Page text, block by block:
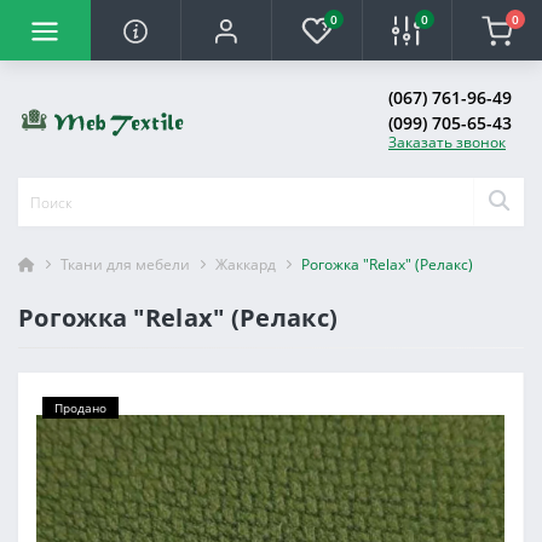
0 0 0
(067) 761-96-49
(099) 705-65-43
Заказать звонок
Ткани для мебели Жаккард Рогожка "Relax" (Релакс)
Рогожка "Relax" (Релакс)
Продано